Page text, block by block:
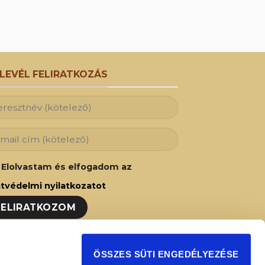
ÖSSZES SÜTI ENGEDÉLYEZÉSE
FELIRATKOZÁS
Elolvastam és elfogadom az
nyilatkozatot
fel hírlevelünkre és Ön is az elsők